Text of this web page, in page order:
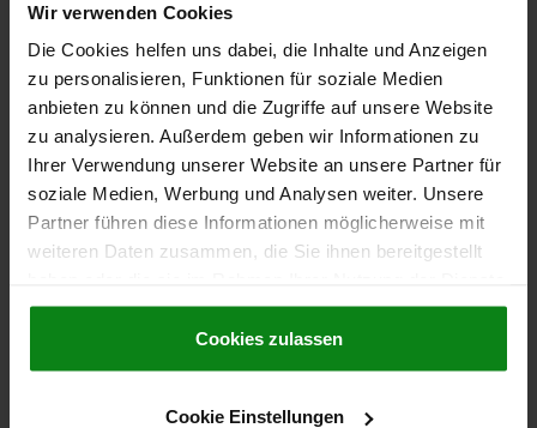
Wir verwenden Cookies
Die Cookies helfen uns dabei, die Inhalte und Anzeigen
zu personalisieren, Funktionen für soziale Medien
anbieten zu können und die Zugriffe auf unsere Website
zu analysieren. Außerdem geben wir Informationen zu
Ihrer Verwendung unserer Website an unsere Partner für
soziale Medien, Werbung und Analysen weiter. Unsere
Partner führen diese Informationen möglicherweise mit
weiteren Daten zusammen, die Sie ihnen bereitgestellt
gesammelt haben.Cookie Richtlinien
Datenschutz|AGB
Cookies zulassen
Cookie Einstellungen
DETAILS
DOWNLOADS
Andere Kunden kauften auch
NEU